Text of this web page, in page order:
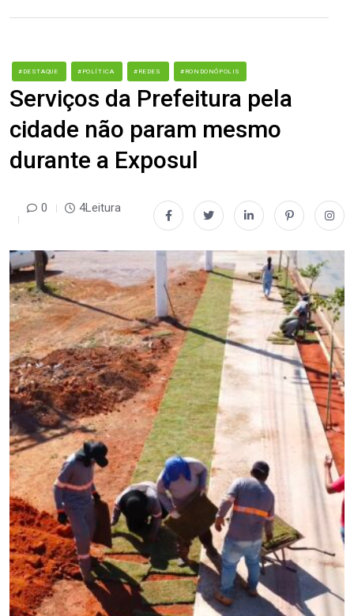
#DESTAQUE #POLÍTICA #REDES #RONDONÓPOLIS
Serviços da Prefeitura pela
cidade não param mesmo
durante a Exposul
0 4Leitura